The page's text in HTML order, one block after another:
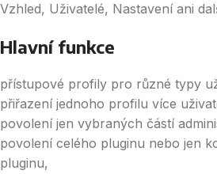
Vzhled, Uživatelé, Nastavení ani
Hlavní funkce
přístupové profily pro různé typy
přiřazení jednoho profilu více
povolení jen vybraných částí
povolení celého pluginu nebo jen
pluginu,